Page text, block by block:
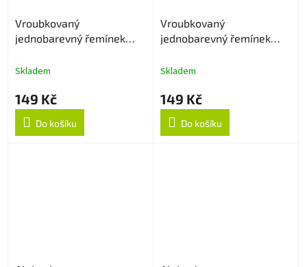
Vroubkovaný
jednobarevný řemínek
Skladem
149 Kč
Do košíku
Vroubkovaný
jednobarevný řemínek
Skladem
149 Kč
Do košíku